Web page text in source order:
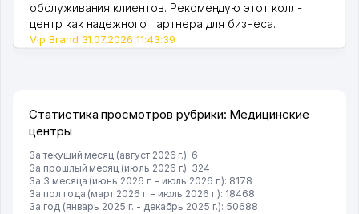
обслуживания клиентов. Рекомендую этот колл-
центр как надежного партнера для бизнеса.
Vip Brand 31.07.2026 11:43:39
Статистика просмотров рубрики: Медицинские
центры
За текущий месяц (август 2026 г.): 6
За прошлый месяц (июль 2026 г.): 324
За 3 месяца (июнь 2026 г. - июль 2026 г.): 8178
За пол года (март 2026 г. - июль 2026 г.): 18468
За год (январь 2025 г. - декабрь 2025 г.): 50688